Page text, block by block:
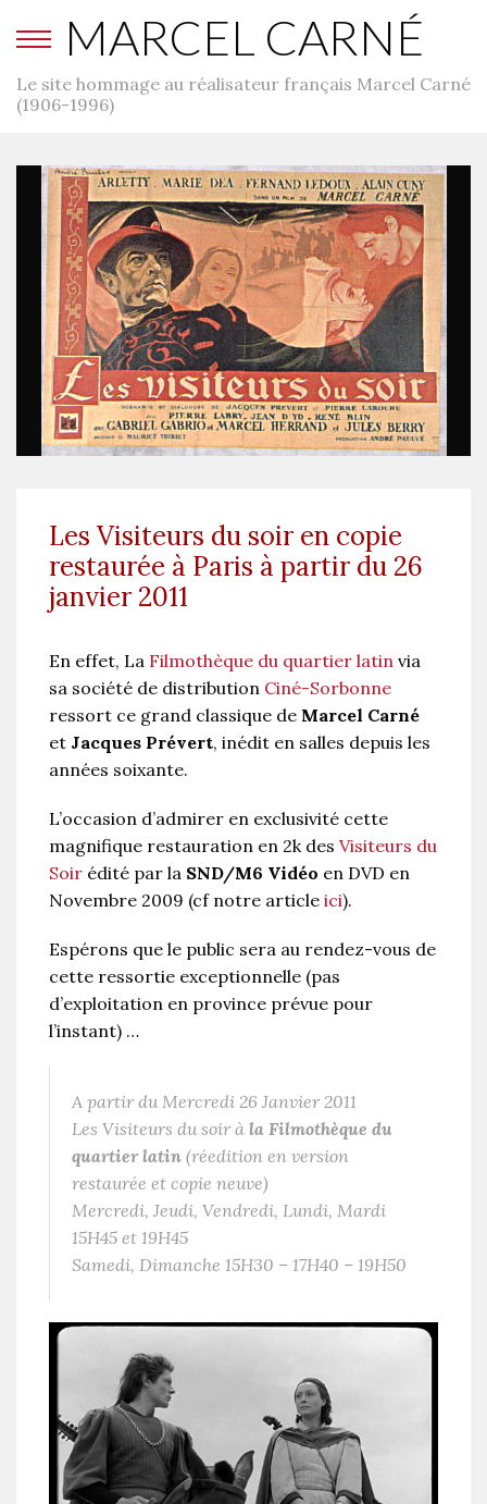
MARCEL CARNÉ
Le site hommage au réalisateur français Marcel Carné
(1906-1996)
Les Visiteurs du soir en copie
restaurée à Paris à partir du 26
janvier 2011
En effet, La Filmothèque du quartier latin via
sa société de distribution Ciné-Sorbonne
ressort ce grand classique de Marcel Carné
et Jacques Prévert, inédit en salles depuis les
années soixante.
L’occasion d’admirer en exclusivité cette
magnifique restauration en 2k des Visiteurs du
Soir édité par la SND/M6 Vidéo en DVD en
Novembre 2009 (cf notre article ici).
Espérons que le public sera au rendez-vous de
cette ressortie exceptionnelle (pas
d’exploitation en province prévue pour
l’instant) …
A partir du Mercredi 26 Janvier 2011
Les Visiteurs du soir à la Filmothèque du
quartier latin (réedition en version
restaurée et copie neuve)
Mercredi, Jeudi, Vendredi, Lundi, Mardi
15H45 et 19H45
Samedi, Dimanche 15H30 – 17H40 – 19H50